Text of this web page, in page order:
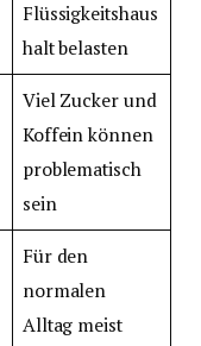
Flüssigkeitshaus
halt belasten
Viel Zucker und
Koffein können
problematisch
sein
Für den
normalen
Alltag meist